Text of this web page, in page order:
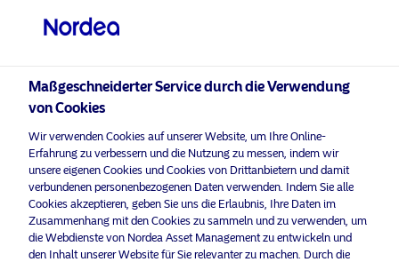
Bitte wählen Sie Ihr Anlegerprofil
aus
Land
Österreich
Professioneller Anleger
Nordea Asset Management ist einer der größten Asset
Manager in den nordischen Ländern und verfügt über
eine globale Präsenz in Europa, Amerika und Asien.
Maßgeschneiderter Service durch die Verwendung
von Cookies
Wir verwenden Cookies auf unserer Website, um Ihre Online-
Erfahrung zu verbessern und die Nutzung zu messen, indem wir
unsere eigenen Cookies und Cookies von Drittanbietern und damit
verbundenen personenbezogenen Daten verwenden. Indem Sie alle
Cookies akzeptieren, geben Sie uns die Erlaubnis, Ihre Daten im
Zusammenhang mit den Cookies zu sammeln und zu verwenden, um
die Webdienste von Nordea Asset Management zu entwickeln und
den Inhalt unserer Website für Sie relevanter zu machen. Durch die